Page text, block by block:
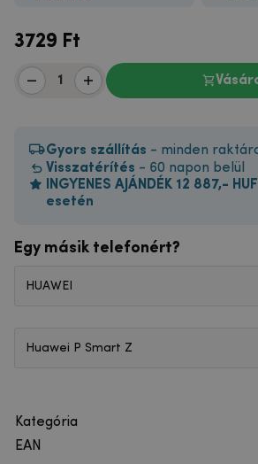
3729 Ft
Gyors szállítás - minden
Visszatérítés - 60 napon belül
INGYENES AJÁNDÉK 12 887,-
esetén
Egy másik telefonért?
HUAWEI
Huawei P Smart Z
Kategória
EAN